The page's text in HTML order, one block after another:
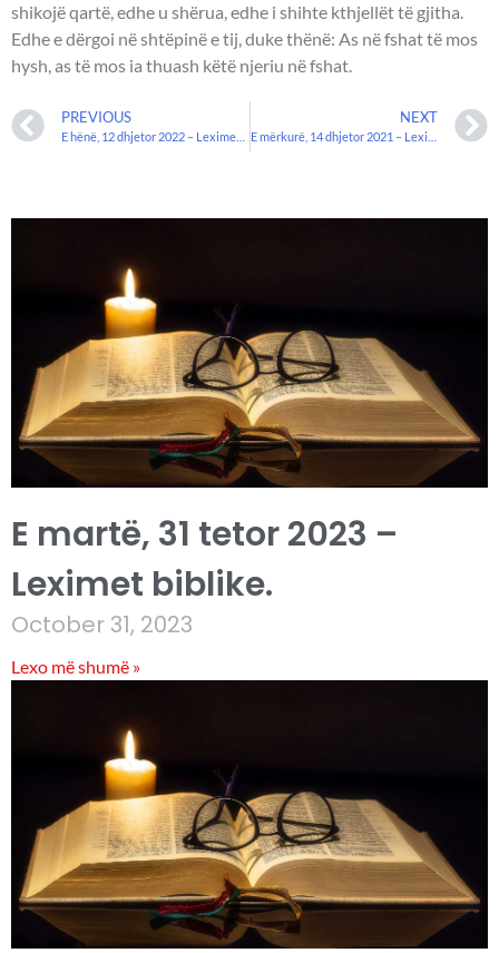
shikojë qartë, edhe u shërua, edhe i shihte kthjellët të gjitha.
Edhe e dërgoi në shtëpinë e tij, duke thënë: As në fshat të mos
hysh, as të mos ia thuash këtë njeriu në fshat.
PREVIOUS NEXT
E martë, 31 tetor 2023 –
Leximet biblike.
October 31, 2023
Lexo më shumë »